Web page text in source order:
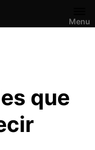
Menu
que